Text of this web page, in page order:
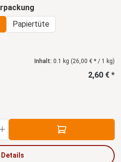
Papiertüte
Inhalt: 0.1 kg (26,00 € * / 1 kg)
2,60 € *
den gewünschten Wert
Details